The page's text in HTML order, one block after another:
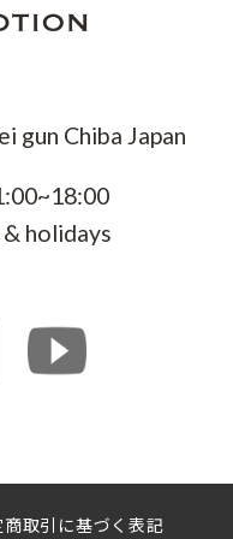
gun Chiba Japan
holidays
商取引に基づく表記